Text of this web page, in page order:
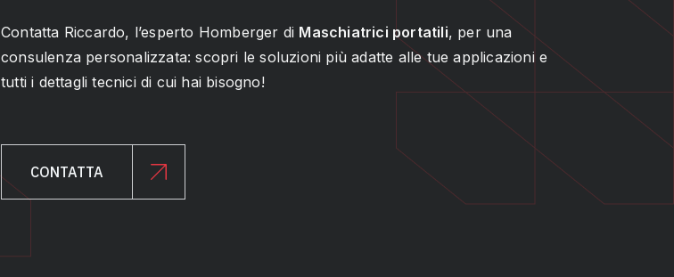
Contatta Riccardo, l’esperto Homberger di Maschiatrici portatili, per una
consulenza personalizzata: scopri le soluzioni più adatte alle tue applicazioni e
tutti i dettagli tecnici di cui hai bisogno!
CONTATTA